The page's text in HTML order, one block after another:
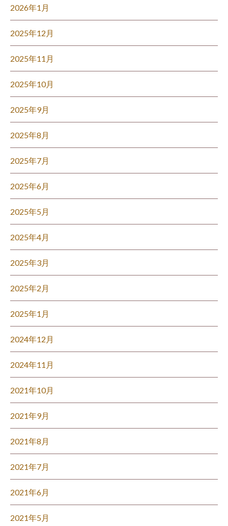
2026年1月
2025年12月
2025年11月
2025年10月
2025年9月
2025年8月
2025年7月
2025年6月
2025年5月
2025年4月
2025年3月
2025年2月
2025年1月
2024年12月
2024年11月
2021年10月
2021年9月
2021年8月
2021年7月
2021年6月
2021年5月